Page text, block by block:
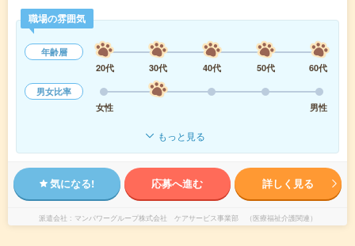
職場の雰囲気
年齢層
20代
30代 40代 50代
60代
男女比率
女性
男性
もっと見る
気になる! 応募へ進む 詳しく見る
派遣会社 マンパワーグループ株式会社 ケアサービス事業部 （医療福祉介護関連）